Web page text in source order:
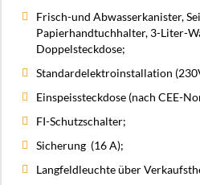
Frisch-und Abwasserkanister,
Papierhandtuchhalter, 3-Liter-
Doppelsteckdose;
Standardelektroinstallation
Einspeissteckdose (nach CEE-
FI-Schutzschalter;
Sicherung (16 A);
Langfeldleuchte über